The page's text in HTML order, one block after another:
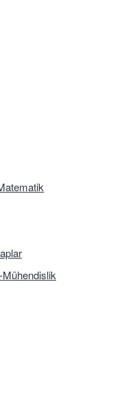
Mühendislik